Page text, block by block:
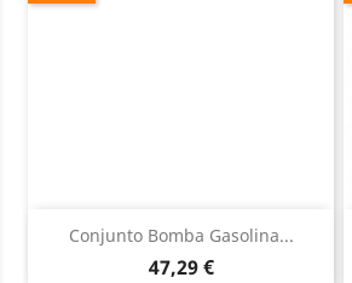
Conjunto Bomba Gasolina...
Precio
47,29 €
Vista rápida